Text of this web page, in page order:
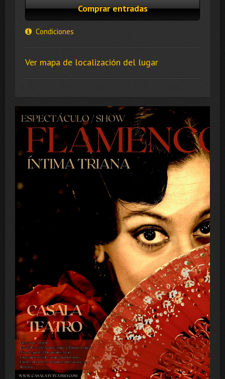
Comprar entradas
Condiciones
Ver mapa de localización del lugar